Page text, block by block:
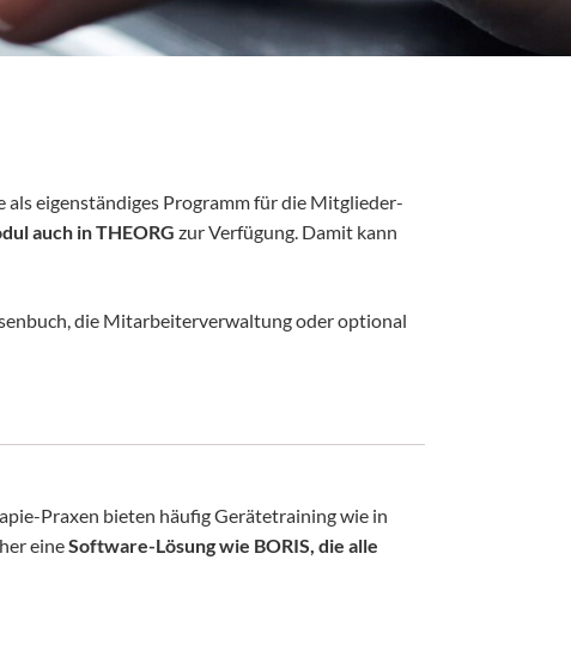
als eigenständiges Programm für die Mitglieder-
auch in THEORG zur Verfügung. Damit kann
die Mitarbeiterverwaltung oder optional
Praxen bieten häufig Gerätetraining wie in
eineSoftware-Lösung wie BORIS, die alle